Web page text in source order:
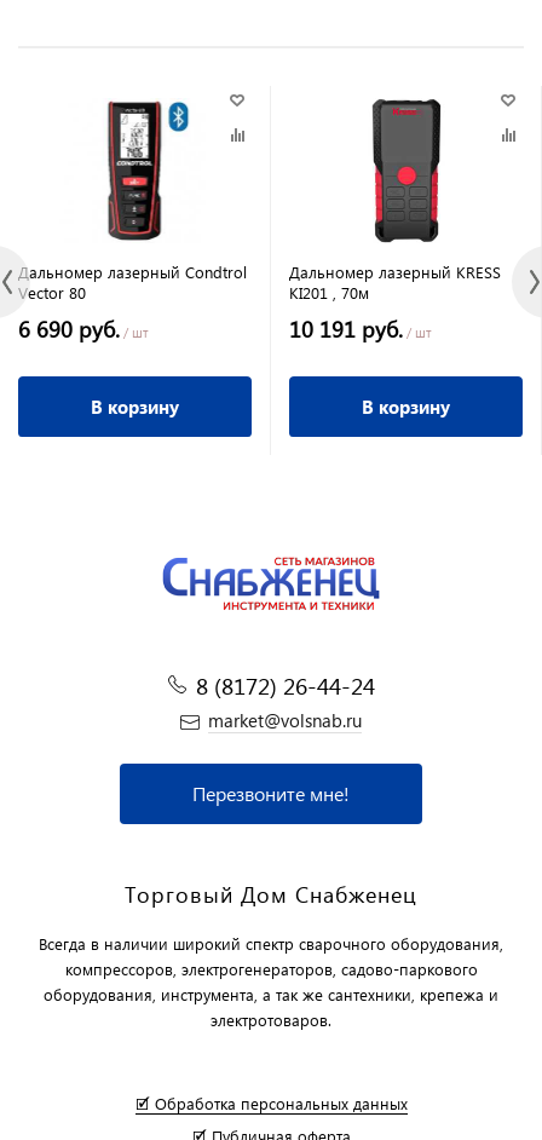
Дальномер лазерный Condtrol
Vector 80
6 690 руб. / шт
В корзину
Дальномер лазерный KRESS
KI201 , 70м
10 191 руб. / шт
В корзину
8 (8172) 26-44-24
market@volsnab.ru
Перезвоните мне!
Торговый Дом Снабженец
Всегда в наличии широкий спектр сварочного оборудования,
компрессоров, электрогенераторов, садово-паркового
оборудования, инструмента, а так же сантехники, крепежа и
электротоваров.
🗹 Обработка персональных данных
🗹 Публичная оферта